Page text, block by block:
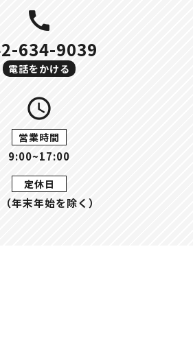
call
634-9039
電話をかける
query_builder
営業時間
9:00~17:00
定休日
年末年始を除く）